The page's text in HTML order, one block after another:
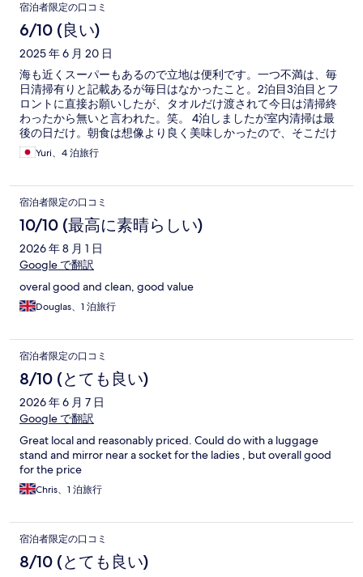
宿泊者限定の口コミ
6/10 (良い)
2025 年 6 月 20 日
海も近くスーパーもあるので立地は便利です。一つ不満は、毎
日清掃有りと記載あるが毎日はなかったこと。2泊目3泊目とフ
ロントに直接お願いしたが、タオルだけ渡されて今日は清掃終
わったから無いと言われた。笑。 4泊しましたが室内清掃は最
後の日だけ。朝食は想像より良く美味しかったので、そこだけ
残念です。
Yuri、4 泊旅行
宿泊者限定の口コミ
10/10 (最高に素晴らしい)
2026 年 8 月 1 日
Google で翻訳
overal good and clean, good value
Douglas、1 泊旅行
宿泊者限定の口コミ
8/10 (とても良い)
2026 年 6 月 7 日
Google で翻訳
Great local and reasonably priced. Could do with a luggage
stand and mirror near a socket for the ladies , but overall good
for the price
Chris、1 泊旅行
宿泊者限定の口コミ
8/10 (とても良い)